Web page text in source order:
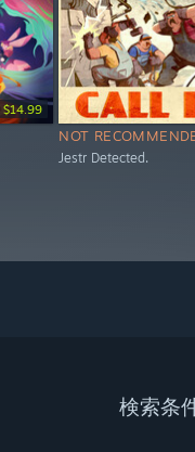
$14.99
NOT
Jestr Detected.
検索条